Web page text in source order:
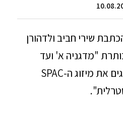
27.07.2022, הכתבת שירי חביב ולדהורן
"מדגניה א' ועד
קטורה: הקיבוצים שחוגגים את מיזוג ה-SPAC